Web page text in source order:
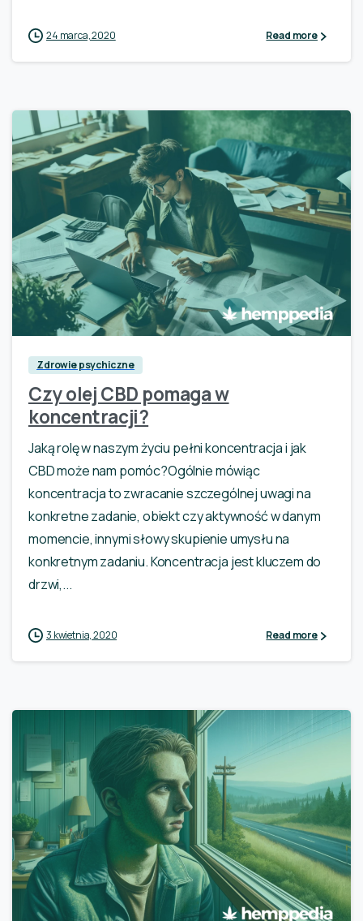
24 marca, 2020 Read more
Zdrowie psychiczne
Czy olej CBD pomaga w
koncentracji?
Jaką rolę w naszym życiu pełni koncentracja i jak
CBD może nam pomóc?Ogólnie mówiąc
koncentracja to zwracanie szczególnej uwagi na
konkretne zadanie, obiekt czy aktywność w danym
momencie, innymi słowy skupienie umysłu na
konkretnym zadaniu. Koncentracja jest kluczem do
drzwi,...
3 kwietnia, 2020 Read more
0